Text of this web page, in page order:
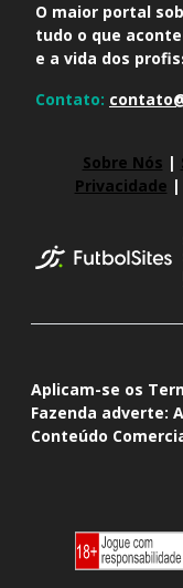
O maior portal
tudo o que
e a vida dos
Contato:
Sobre Nós |
Privacidade |
Aplicam-se os
Fazenda adverte:
Conteúdo